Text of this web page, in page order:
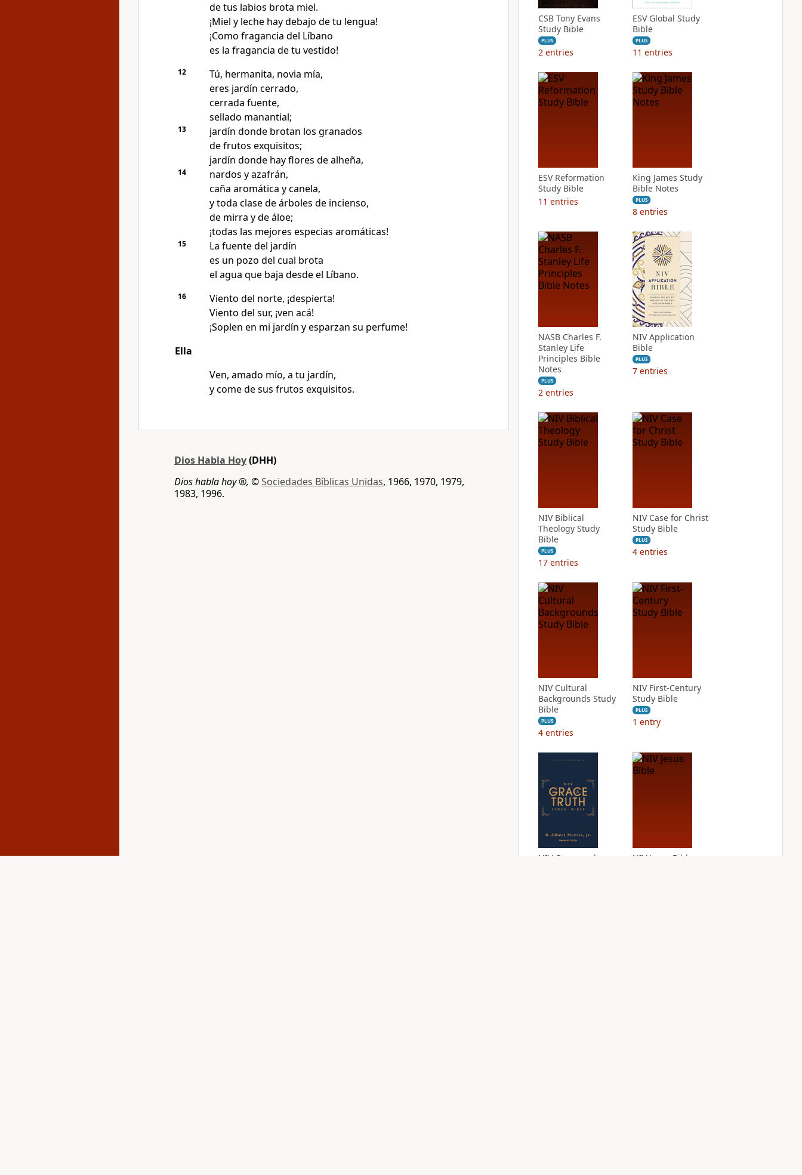
de tus labios brota miel.
¡Miel y leche hay debajo de tu lengua!
¡Como fragancia del Líbano
es la fragancia de tu vestido!
12
Tú, hermanita, novia mía,
eres jardín cerrado,
cerrada fuente,
sellado manantial;
13
jardín donde brotan los granados
de frutos exquisitos;
jardín donde hay flores de alheña,
14
nardos y azafrán,
caña aromática y canela,
y toda clase de árboles de incienso,
de mirra y de áloe;
¡todas las mejores especias aromáticas!
15
La fuente del jardín
es un pozo del cual brota
el agua que baja desde el Líbano.
16
Viento del norte, ¡despierta!
Viento del sur, ¡ven acá!
¡Soplen en mi jardín y esparzan su perfume!
Ella
Ven, amado mío, a tu jardín,
y come de sus frutos exquisitos.
Dios Habla Hoy(DHH)
Dios habla hoy ®, ©Sociedades Bíblicas Unidas, 1966, 1970, 1979,
1983, 1996.
CSB Tony Evans
Study Bible
PLUS
2 entries
ESV Global Study
Bible
PLUS
11 entries
ESV Reformation
Study Bible
11 entries
King James Study
Bible Notes
PLUS
8 entries
NASB Charles F.
Stanley Life
Principles Bible
Notes
PLUS
2 entries
NIV Application
Bible
PLUS
7 entries
NIV Biblical
Theology Study
Bible
PLUS
17 entries
NIV Case for Christ
Study Bible
PLUS
4 entries
NIV Cultural
Backgrounds Study
Bible
PLUS
4 entries
NIV First-Century
Study Bible
PLUS
1 entry
NIV Grace and
NIV Jesus Bible